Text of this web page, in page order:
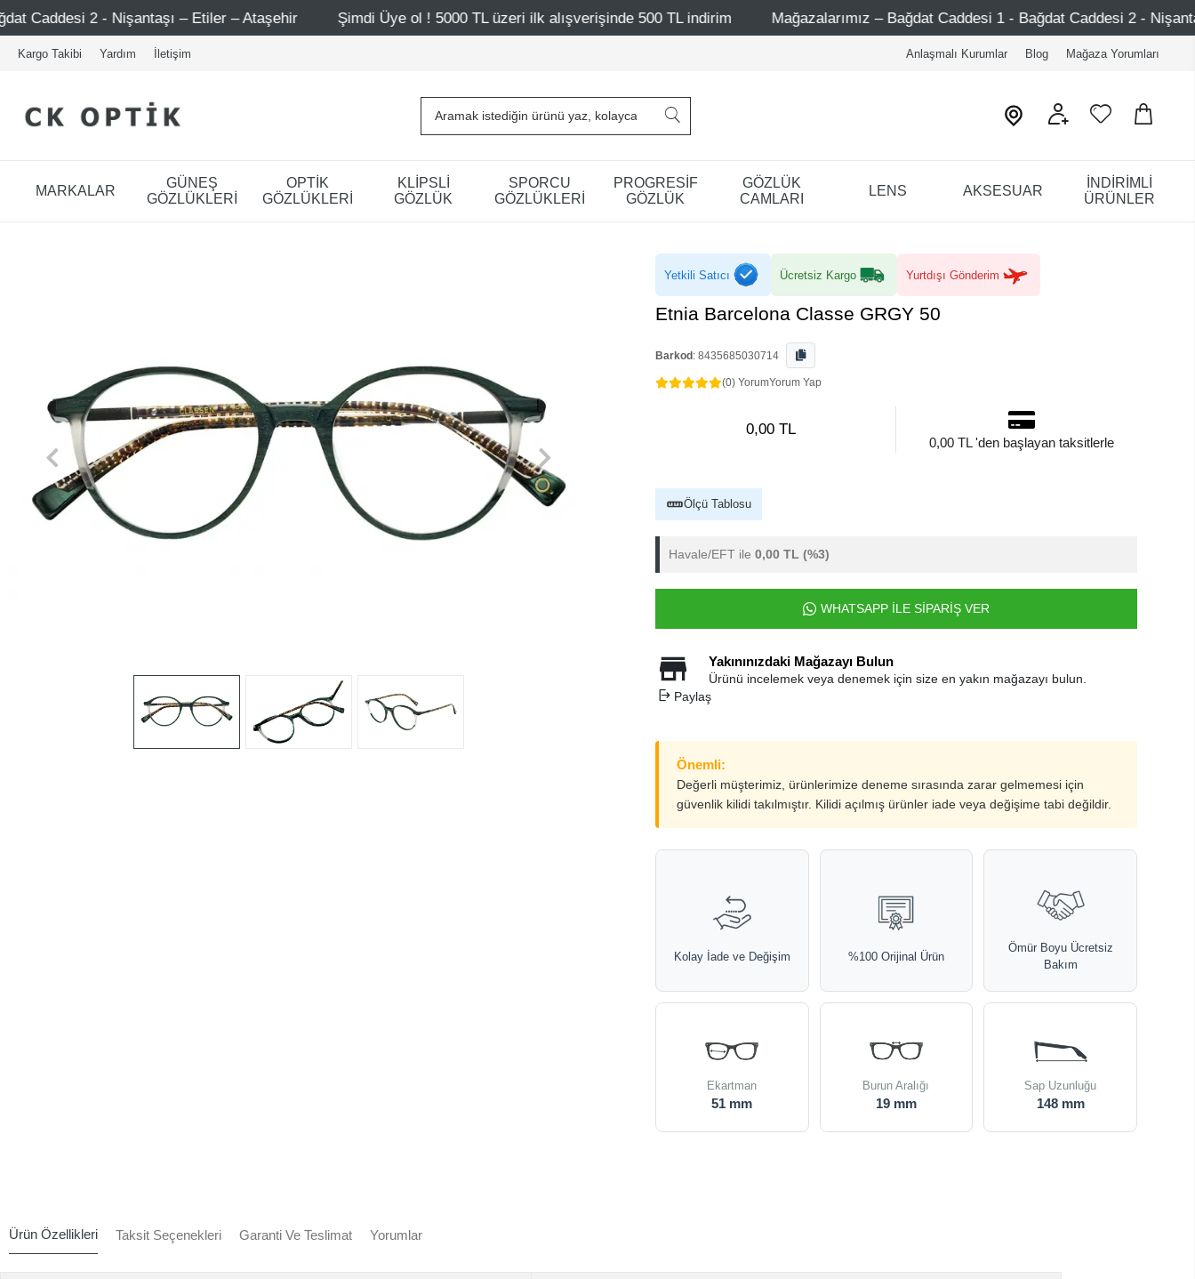
– Etiler – Ataşehir Şimdi Üye ol ! 5000 TL üzeri ilk alışverişinde 500 TL indirim Mağazalarımız – Bağdat Caddesi 1 - Bağdat Caddesi 2 - Nişantaşı – Etiler –
Kargo Takibi Yardım İletişim Anlaşmalı Kurumlar Blog Mağaza Yorumları
MARKALAR
GÜNEŞ
GÖZLÜKLERİ
OPTİK
GÖZLÜKLERİ
KLİPSLİ
GÖZLÜK
SPORCU
GÖZLÜKLERİ
PROGRESİF
GÖZLÜK
GÖZLÜK
CAMLARI
LENS AKSESUAR
İNDİRİMLİ
ÜRÜNLER
Yetkili Satıcı Ücretsiz Kargo Yurtdışı Gönderim
Etnia Barcelona Classe GRGY 50
Barkod : 8435685030714
(0) YorumYorum Yap
0,00 TL
0,00 TL 'den başlayan taksitlerle
Ölçü Tablosu
Havale/EFT ile 0,00 TL (%3)
WHATSAPP İLE SİPARİŞ VER
Yakınınızdaki Mağazayı Bulun
Ürünü incelemek veya denemek için size en yakın mağazayı bulun.
Paylaş
Önemli:
Değerli müşterimiz, ürünlerimize deneme sırasında zarar gelmemesi için
güvenlik kilidi takılmıştır. Kilidi açılmış ürünler iade veya değişime tabi değildir.
Kolay İade ve Değişim %100 Orijinal Ürün
Ömür Boyu Ücretsiz
Bakım
Ekartman
51 mm
Burun Aralığı
19 mm
Sap Uzunluğu
148 mm
Ürün Özellikleri Taksit Seçenekleri Garanti Ve Teslimat Yorumlar